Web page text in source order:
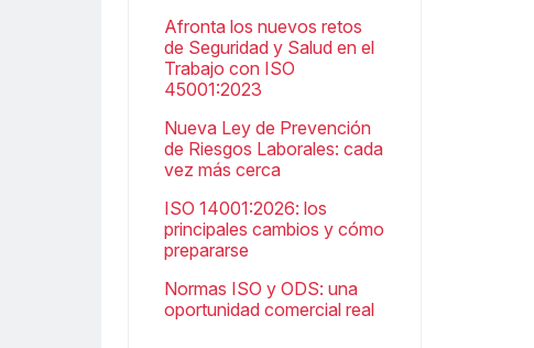
Afronta los nuevos retos
de Seguridad y Salud en el
Trabajo con ISO
45001:2023
Nueva Ley de Prevención
de Riesgos Laborales: cada
vez más cerca
ISO 14001:2026: los
principales cambios y cómo
prepararse
Normas ISO y ODS: una
oportunidad comercial real